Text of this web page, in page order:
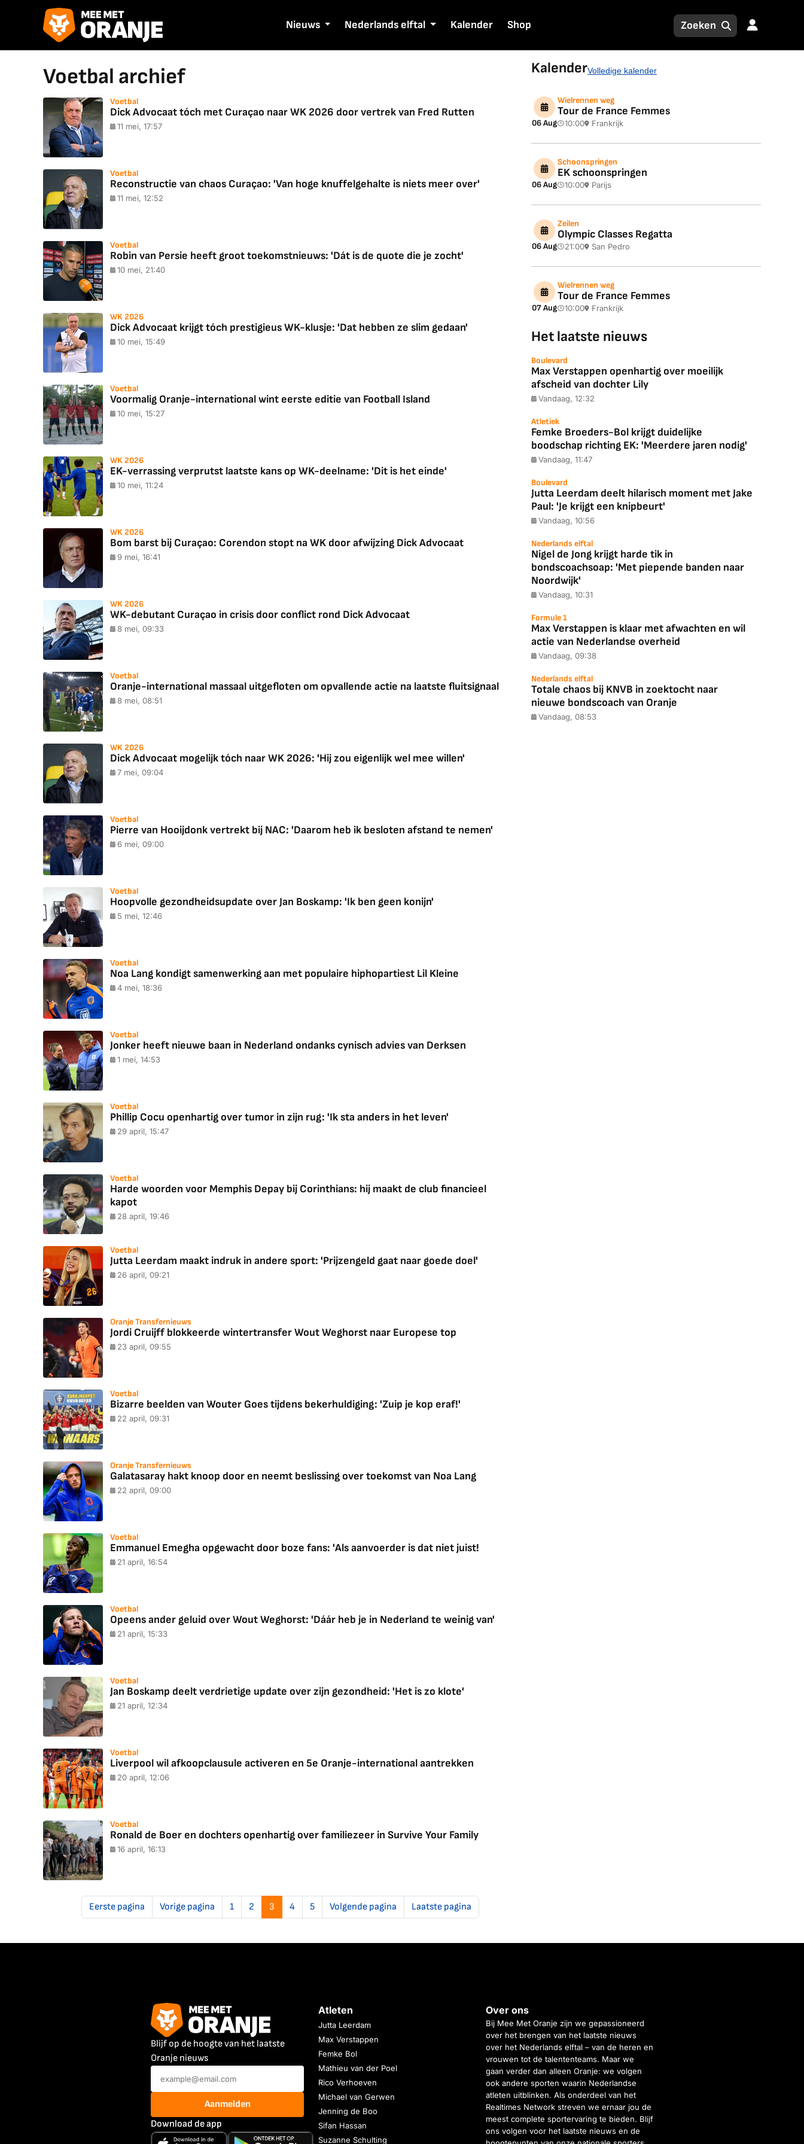
Nieuws Nederlands elftal Kalender Shop
Voetbal archief
Voetbal
Dick Advocaat tóch met Curaçao naar WK 2026 door vertrek van Fred Rutten
11 mei, 17:57
Voetbal
Reconstructie van chaos Curaçao: 'Van hoge knuffelgehalte is niets meer over'
11 mei, 12:52
Voetbal
Robin van Persie heeft groot toekomstnieuws: 'Dát is de quote die je zocht'
10 mei, 21:40
WK 2026
Dick Advocaat krijgt tóch prestigieus WK-klusje: 'Dat hebben ze slim gedaan'
10 mei, 15:49
Voetbal
Voormalig Oranje-international wint eerste editie van Football Island
10 mei, 15:27
WK 2026
EK-verrassing verprutst laatste kans op WK-deelname: 'Dit is het einde'
10 mei, 11:24
WK 2026
Bom barst bij Curaçao: Corendon stopt na WK door afwijzing Dick Advocaat
9 mei, 16:41
WK 2026
WK-debutant Curaçao in crisis door conflict rond Dick Advocaat
8 mei, 09:33
Voetbal
Oranje-international massaal uitgefloten om opvallende actie na laatste fluitsignaal
8 mei, 08:51
WK 2026
Dick Advocaat mogelijk tóch naar WK 2026: 'Hij zou eigenlijk wel mee willen'
7 mei, 09:04
Voetbal
Pierre van Hooijdonk vertrekt bij NAC: 'Daarom heb ik besloten afstand te nemen'
6 mei, 09:00
Voetbal
Hoopvolle gezondheidsupdate over Jan Boskamp: 'Ik ben geen konijn'
5 mei, 12:46
Voetbal
Noa Lang kondigt samenwerking aan met populaire hiphopartiest Lil Kleine
4 mei, 18:36
Voetbal
Jonker heeft nieuwe baan in Nederland ondanks cynisch advies van Derksen
1 mei, 14:53
Voetbal
Phillip Cocu openhartig over tumor in zijn rug: 'Ik sta anders in het leven'
29 april, 15:47
Voetbal
Harde woorden voor Memphis Depay bij Corinthians: hij maakt de club financieel
kapot
28 april, 19:46
Voetbal
Jutta Leerdam maakt indruk in andere sport: 'Prijzengeld gaat naar goede doel'
26 april, 09:21
Oranje Transfernieuws
Jordi Cruijff blokkeerde wintertransfer Wout Weghorst naar Europese top
23 april, 09:55
Voetbal
Bizarre beelden van Wouter Goes tijdens bekerhuldiging: 'Zuip je kop eraf!'
22 april, 09:31
Oranje Transfernieuws
Galatasaray hakt knoop door en neemt beslissing over toekomst van Noa Lang
22 april, 09:00
Voetbal
Emmanuel Emegha opgewacht door boze fans: 'Als aanvoerder is dat niet juist!
21 april, 16:54
Voetbal
Opeens ander geluid over Wout Weghorst: 'Dáár heb je in Nederland te weinig van'
21 april, 15:33
Voetbal
Jan Boskamp deelt verdrietige update over zijn gezondheid: 'Het is zo klote'
21 april, 12:34
Voetbal
Liverpool wil afkoopclausule activeren en 5e Oranje-international aantrekken
20 april, 12:06
Voetbal
Ronald de Boer en dochters openhartig over familiezeer in Survive Your Family
16 april, 16:13
Eerste pagina Vorige pagina 1 2 3 4 5 Volgende pagina Laatste pagina
KalenderVolledige kalender
06 Aug
Wielrennen weg
Tour de France Femmes
10:00 Frankrijk
06 Aug
Schoonspringen
EK schoonspringen
10:00 Parijs
06 Aug
Zeilen
Olympic Classes Regatta
21:00 San Pedro
07 Aug
Wielrennen weg
Tour de France Femmes
10:00 Frankrijk
Het laatste nieuws
Boulevard
Max Verstappen openhartig over moeilijk
afscheid van dochter Lily
Vandaag, 12:32
Atletiek
Femke Broeders-Bol krijgt duidelijke
boodschap richting EK: 'Meerdere jaren nodig'
Vandaag, 11:47
Boulevard
Jutta Leerdam deelt hilarisch moment met Jake
Paul: 'Je krijgt een knipbeurt'
Vandaag, 10:56
Nederlands elftal
Nigel de Jong krijgt harde tik in
bondscoachsoap: 'Met piepende banden naar
Noordwijk'
Vandaag, 10:31
Formule 1
Max Verstappen is klaar met afwachten en wil
actie van Nederlandse overheid
Vandaag, 09:38
Nederlands elftal
Totale chaos bij KNVB in zoektocht naar
nieuwe bondscoach van Oranje
Vandaag, 08:53
Blijf op de hoogte van het laatste
Oranje nieuws
Aanmelden
Download de app
Atleten
Jutta Leerdam
Max Verstappen
Femke Bol
Mathieu van der Poel
Rico Verhoeven
Michael van Gerwen
Jenning de Boo
Sifan Hassan
Suzanne Schulting
Over ons
Bij Mee Met Oranje zijn we gepassioneerd
over het brengen van het laatste nieuws
over het Nederlands elftal – van de heren en
vrouwen tot de talententeams. Maar we
gaan verder dan alleen Oranje: we volgen
ook andere sporten waarin Nederlandse
atleten uitblinken. Als onderdeel van het
Realtimes Network streven we ernaar jou de
meest complete sportervaring te bieden. Blijf
ons volgen voor het laatste nieuws en de